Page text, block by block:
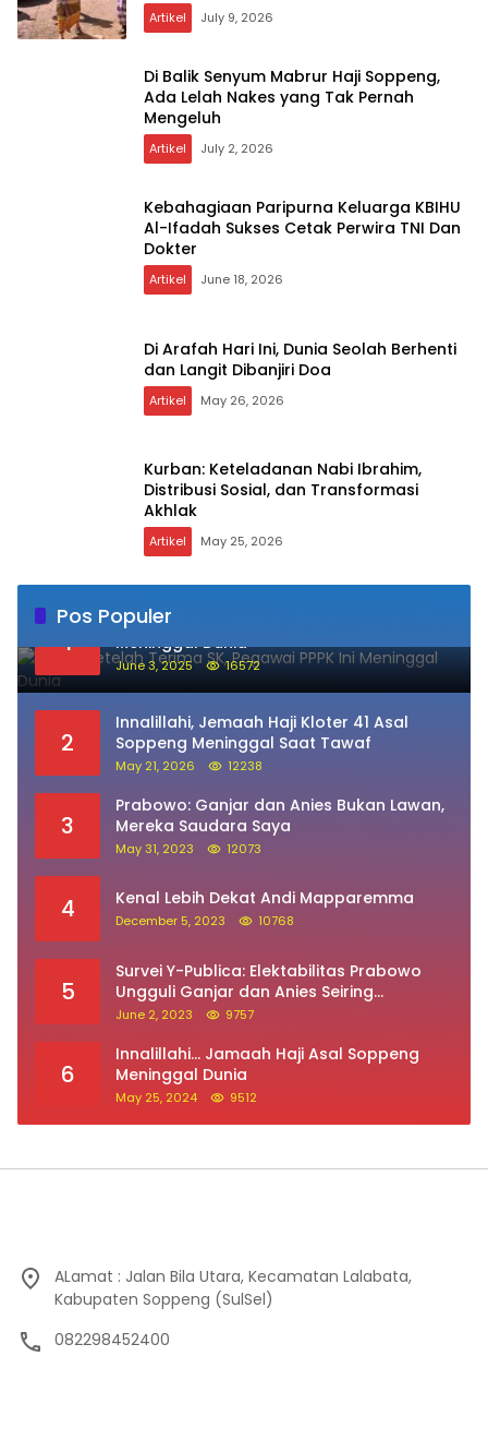
Artikel July 9, 2026
Di Balik Senyum Mabrur Haji Soppeng,
Ada Lelah Nakes yang Tak Pernah
Mengeluh
Artikel July 2, 2026
Kebahagiaan Paripurna Keluarga KBIHU
Al-Ifadah Sukses Cetak Perwira TNI Dan
Dokter
Artikel June 18, 2026
Di Arafah Hari Ini, Dunia Seolah Berhenti
dan Langit Dibanjiri Doa
Artikel May 26, 2026
Kurban: Keteladanan Nabi Ibrahim,
Distribusi Sosial, dan Transformasi
Akhlak
Artikel May 25, 2026
Pos Populer
1
Sehari Setelah Terima SK, Pegawai PPPK Ini
Meninggal Dunia
June 3, 2025 16572
2
Innalillahi, Jemaah Haji Kloter 41 Asal
Soppeng Meninggal Saat Tawaf
May 21, 2026 12238
3
Prabowo: Ganjar dan Anies Bukan Lawan,
Mereka Saudara Saya
May 31, 2023 12073
4 Kenal Lebih Dekat Andi Mapparemma
December 5, 2023 10768
5
Survei Y-Publica: Elektabilitas Prabowo
Ungguli Ganjar dan Anies Seiring
Kepuasan Terhadap Jokowi Naik
June 2, 2023 9757
6
Innalillahi… Jamaah Haji Asal Soppeng
Meninggal Dunia
May 25, 2024 9512
ALamat : Jalan Bila Utara, Kecamatan Lalabata,
Kabupaten Soppeng (SulSel)
082298452400